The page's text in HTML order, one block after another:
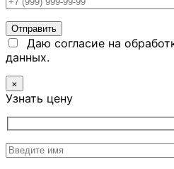
Даю согласие на
данных.
×
Узнать цену